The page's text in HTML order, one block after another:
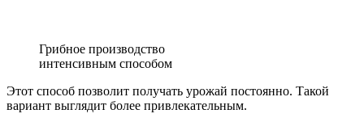
Грибное производство
интенсивным способом
Этот способ позволит получать урожай постоянно. Такой
вариант выглядит более привлекательным.